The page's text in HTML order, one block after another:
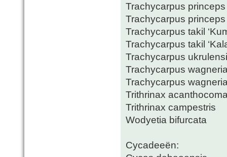
Trachycarpus princeps
Trachycarpus
Trachycarpus takil
Trachycarpus takil
Trachycarpus
Trachycarpus
Trachycarpus
Trithrinax
Trithrinax campestris
Wodyetia bifurcata
Cycadeeën: